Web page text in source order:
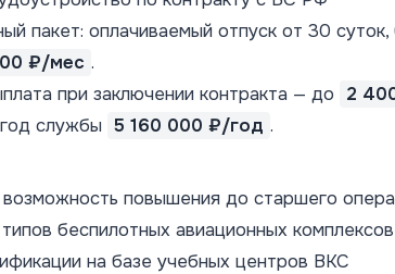
пакет: оплачиваемый отпуск от 30
₽/мес .
при заключении контракта — до
2
службы 5 160 000 ₽/год .
повышения до старшего
беспилотных авиационных комплексов
на базе учебных центров ВКС